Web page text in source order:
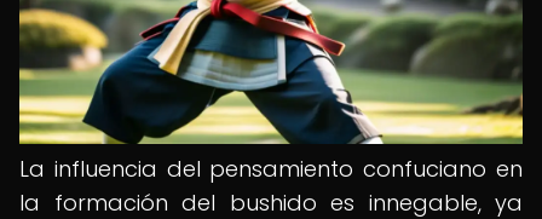
La influencia del pensamiento confuciano en
la formación del bushido es innegable, ya